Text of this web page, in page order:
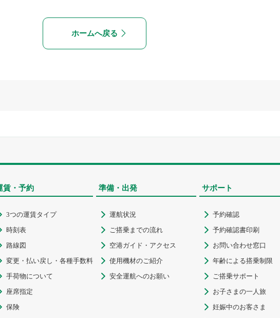
ホームへ戻る 
賃・予約
3つの運賃タイプ
時刻表
路線図
変更・払い戻し・各種手数料
手荷物について
座席指定
保険
準備・出発
 運航状況
 ご搭乗までの流れ
 空港ガイド・アクセス
 使用機材のご紹介
 安全運航へのお願い
サポート
 予約確認
 予約確認書印刷
 お問い合わせ窓口
 年齢による搭乗制限
 ご搭乗サポート
 お子さまの一人旅
 妊娠中のお客さま